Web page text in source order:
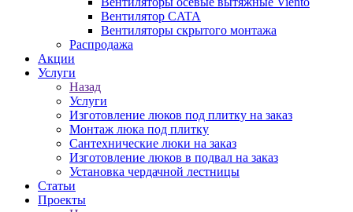
Вентилятор CATA
Вентиляторы скрытого монтажа
Распродажа
Акции
Услуги
Назад
Услуги
Изготовление люков под плитку на заказ
Монтаж люка под плитку
Сантехнические люки на заказ
Изготовление люков в подвал на заказ
Установка чердачной лестницы
Статьи
Проекты